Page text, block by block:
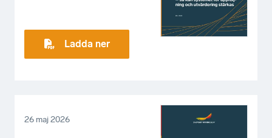
Ladda ner
26 maj 2026